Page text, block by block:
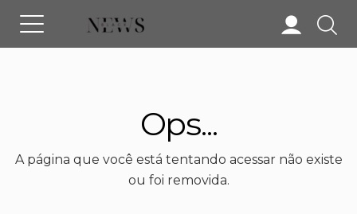
Ops...
A página que você está tentando acessar não existe
ou foi removida.